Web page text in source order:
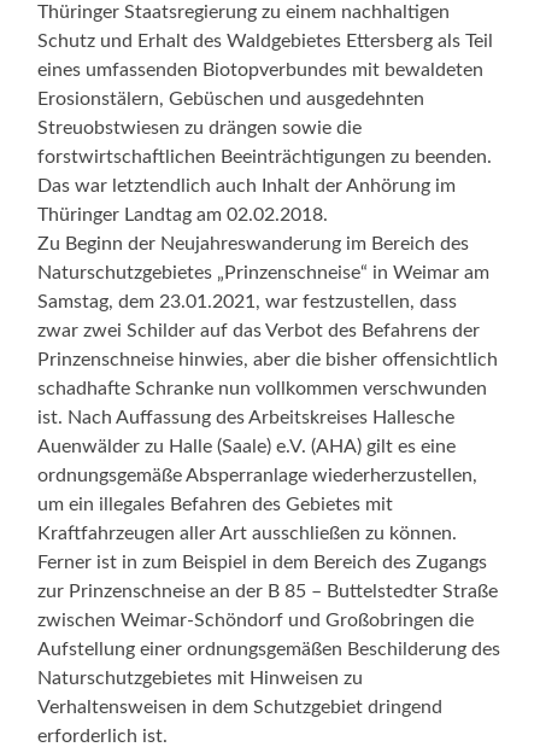
Thüringer Staatsregierung zu einem nachhaltigen
Schutz und Erhalt des Waldgebietes Ettersberg als Teil
eines umfassenden Biotopverbundes mit bewaldeten
Erosionstälern, Gebüschen und ausgedehnten
Streuobstwiesen zu drängen sowie die
forstwirtschaftlichen Beeinträchtigungen zu beenden.
Das war letztendlich auch Inhalt der Anhörung im
Thüringer Landtag am 02.02.2018.
Zu Beginn der Neujahreswanderung im Bereich des
Naturschutzgebietes „Prinzenschneise“ in Weimar am
Samstag, dem 23.01.2021, war festzustellen, dass
zwar zwei Schilder auf das Verbot des Befahrens der
Prinzenschneise hinwies, aber die bisher offensichtlich
schadhafte Schranke nun vollkommen verschwunden
ist. Nach Auffassung des Arbeitskreises Hallesche
Auenwälder zu Halle (Saale) e.V. (AHA) gilt es eine
ordnungsgemäße Absperranlage wiederherzustellen,
um ein illegales Befahren des Gebietes mit
Kraftfahrzeugen aller Art ausschließen zu können.
Ferner ist in zum Beispiel in dem Bereich des Zugangs
zur Prinzenschneise an der B 85 – Buttelstedter Straße
zwischen Weimar-Schöndorf und Großobringen die
Aufstellung einer ordnungsgemäßen Beschilderung des
Naturschutzgebietes mit Hinweisen zu
Verhaltensweisen in dem Schutzgebiet dringend
erforderlich ist.